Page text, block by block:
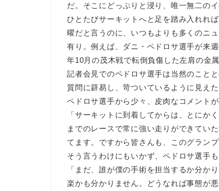
だ。そこにどっぷりと浸り、唯一無二の
ひとたびサーキットへと足を踏み入れれ
曜だと言うのに、いつもよりも多くのニ
有り。例えば、ダニ・ペドロサ選手が来
年10月の茂木戦で転倒負傷した左肩の金
記者会見でのペドロサ選手は当然のこと
質問に辟易し、苛ついているように見えた
ペドロサ選手から少々、皮肉なコメントが
「サーキットに到着してからは、とにか
までのレースで常に強い走りができてい
てます。ですから皆さんも、このグラン
そう言うわけにもいかず、ペドロサ選手
「まだ、誰が僕の手術を担当するか分か
楽かも分かりません。どうなれば事態が